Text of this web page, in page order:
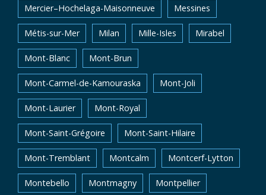
Mercier–Hochelaga-Maisonneuve Messines
Métis-sur-Mer Milan Mille-Isles Mirabel
Mont-Blanc Mont-Brun
Mont-Carmel-de-Kamouraska Mont-Joli
Mont-Laurier Mont-Royal
Mont-Saint-Grégoire Mont-Saint-Hilaire
Mont-Tremblant Montcalm Montcerf-Lytton
Montebello Montmagny Montpellier